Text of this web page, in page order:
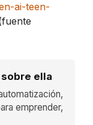
ai-teen-
ella
emprender,